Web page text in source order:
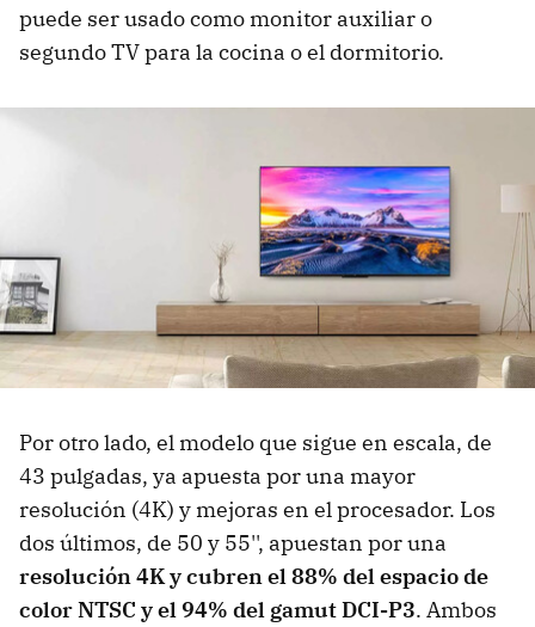
puede ser usado como monitor auxiliar o
segundo TV para la cocina o el dormitorio.
Por otro lado, el modelo que sigue en escala, de
43 pulgadas, ya apuesta por una mayor
resolución (4K) y mejoras en el procesador. Los
dos últimos, de 50 y 55'', apuestan por una
resolución 4K y cubren el 88% del espacio de
color NTSC y el 94% del gamut DCI-P3. Ambos